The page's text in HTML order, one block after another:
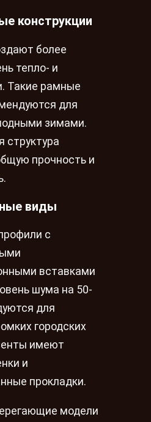
конструкции
более
тепло- и
Такие рамные
для
зимами.
структура
прочность и
виды
с
вставками
шума на 50-
для
городских
имеют
и
прокладки.
модели